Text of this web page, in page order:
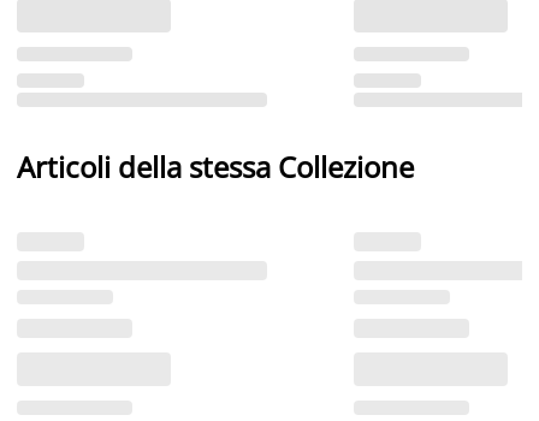
Articoli della stessa Collezione